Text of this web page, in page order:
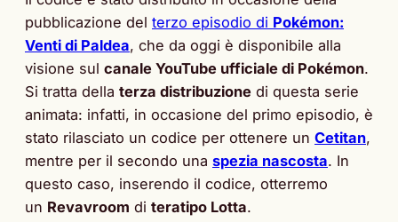
pubblicazione del terzo episodio di Pokémon:
Venti di Paldea, che da oggi è disponibile alla
visione sul canale YouTube ufficiale di Pokémon.
Si tratta della terza distribuzione di questa serie
animata: infatti, in occasione del primo episodio, è
stato rilasciato un codice per ottenere un Cetitan,
mentre per il secondo una spezia nascosta. In
questo caso, inserendo il codice, otterremo
un Revavroom di teratipo Lotta.